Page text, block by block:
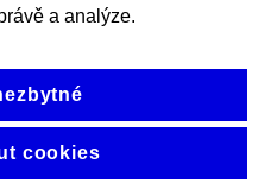
a analýze.
cookies